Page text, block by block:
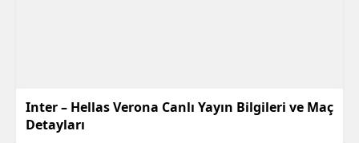
Inter – Hellas Verona Canlı Yayın Bilgileri ve Maç
Detayları